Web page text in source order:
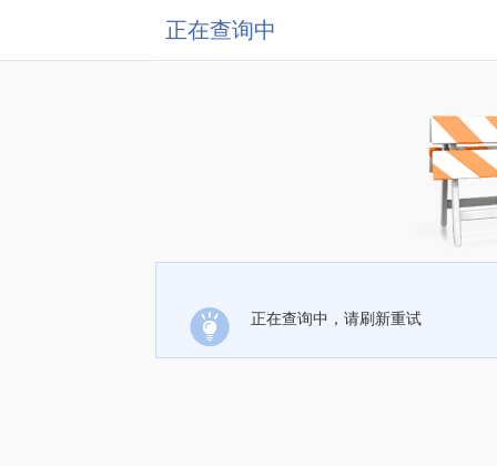
正在查询中
正在查询中，请刷新重试